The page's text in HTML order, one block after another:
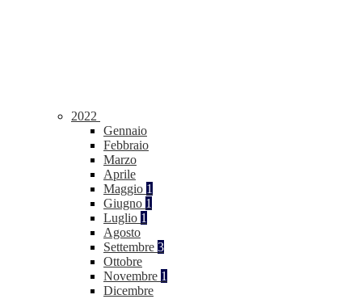
2022
Gennaio
Febbraio
Marzo
Aprile
Maggio 1
Giugno 1
Luglio 1
Agosto
Settembre 3
Ottobre
Novembre 1
Dicembre